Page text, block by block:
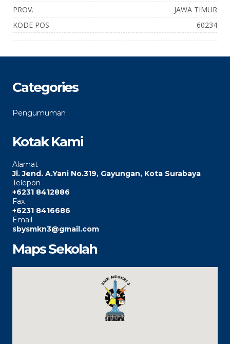
PROV.
JAWA TIMUR
KODE POS
60234
Categories
Pengumuman
Kotak Kami
Alamat
Jl. Jend. A.Yani No.319, Gayungan, Kota Surabaya
Telepon
+6231 8412886
Fax
+6231 8416686
Email
sbysmkn3@gmail.com
Maps Sekolah